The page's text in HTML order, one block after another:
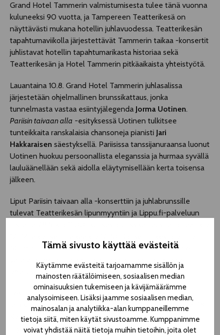
Tämä sivusto käyttää evästeitä
Käytämme evästeitä tarjoamamme sisällön ja
mainosten räätälöimiseen, sosiaalisen median
ominaisuuksien tukemiseen ja kävijämäärämme
analysoimiseen. Lisäksi jaamme sosiaalisen median,
mainosalan ja analytiikka-alan kumppaneillemme
tietoja siitä, miten käytät sivustoamme. Kumppanimme
voivat yhdistää näitä tietoja muihin tietoihin, joita olet
Grand Hotel Tammerin valmistumisesta tulee tänä vuonna
kuluneeksi 90 vuotta, ja Tampereen Teatterikesä on
näyttävästi mukana hotellin juhlavuodessa. Teatterikesän
tapahtumaviikolla järjestettävät Tammerin taikaa -konsertit
juhlistavat hotellin tapahtumarikasta historiaa sekä
Teatterikesän ja Hotel Tammerin pitkäaikaista yhteistyötä.
Lauantaina 10.8. Grand Hotel Tammerin juhlasalissa
järjestetään ohjelmallinen brunssikattaus, jonka
tunnelmasta vastaa esiintyjälegenda Jorma Uotinen.
Pariisin taivaan alla -esityksessä Uotinen tulkitsee
tunteikkaita ranskalaisia chansoneja pianisti Jari
Hakkaraisen säestyksellä. Pariisissa tanssijanuraansa luonut
Uotinen huokuu persoonallista eleganssia ja hurmaa syvällä
lauluäänellään sekä aidolla eläytymisellään kerta toisensa
jälkeen.
Liput Pariisin taivaan alla -konserttiin ja juhlabrunssille
tulevat Teatterikesän lipunmyyntiin ja Lippu.fi-palveluun
50 minuuttia, ja esityksessä on väliaika. Tilaisuuteen ei
varata numeroituja paikkoja, vaan pöydät täytetään
ohjatusti saapumisjärjestyksessä.
Festivaaliviikon toinen Tammerin taikaa -konsertti
järjestetään ravintola Trattorian terassilla keskiviikkona 7.8.
Konsertti on maksuton ja sen ohjelma julkistetaan
myöhemmin kesän aikana.